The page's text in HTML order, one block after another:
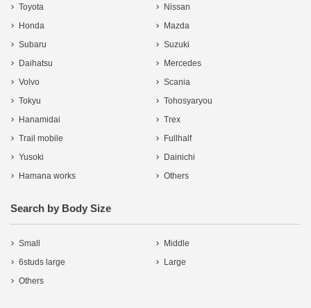
Toyota
Nissan
Honda
Mazda
Subaru
Suzuki
Daihatsu
Mercedes
Volvo
Scania
Tokyu
Tohosyaryou
Hanamidai
Trex
Trail mobile
Fullhalf
Yusoki
Dainichi
Hamana works
Others
Search by Body Size
Small
Middle
6studs large
Large
Others